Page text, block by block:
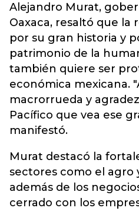
Alejandro Murat,
Oaxaca, resaltó que la
por su gran historia y
patrimonio de la
también quiere ser
económica mexicana.
macrorrueda y
Pacífico que vea ese
manifestó.
Murat destacó la
sectores como el agro
además de los
cerrado con los